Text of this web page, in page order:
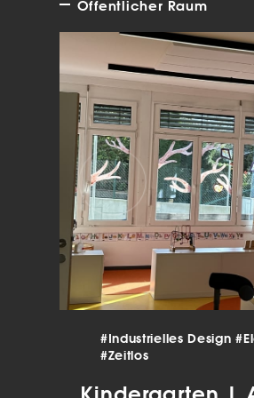
Öffentlicher Raum
#Industrielles Design
#Zeitlos